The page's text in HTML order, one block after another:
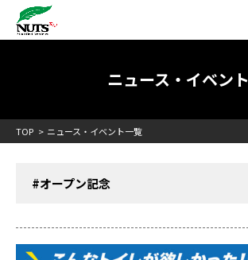
日本最大級のキャンピングカーメーカー
RV[テレビCM放送]
ニュース・イベント
TOP ニュース・イベント一覧
#オープン記念